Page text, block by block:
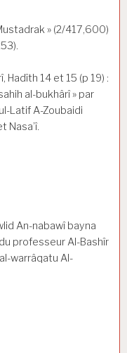
» (2/417,600)
14 et 15 (p 19) :
al-bukhârî » par
Latif A-Zoubaidi
Nasa’î.
An-nabawî bayna
professeur Al-Bashîr
warrâqatu Al-